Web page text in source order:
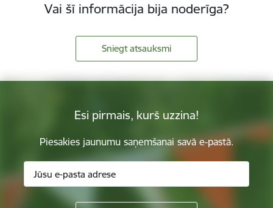
Vai šī informācija bija noderīga?
Sniegt atsauksmi
Esi pirmais, kurš uzzina!
Piesakies jaunumu saņemšanai savā e-pastā.